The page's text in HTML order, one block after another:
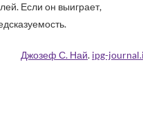
Если он выиграет,
Джозеф С. Най. ipg-